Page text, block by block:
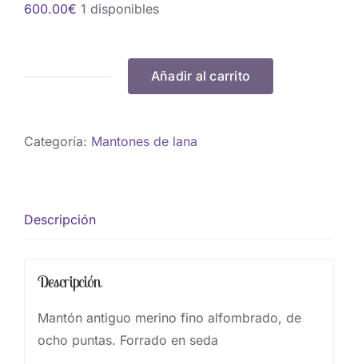
600.00€ 1 disponibles
Añadir al carrito
Categoría: Mantones de lana
Descripción
Descripción
Mantón antiguo merino fino alfombrado, de
ocho puntas. Forrado en seda